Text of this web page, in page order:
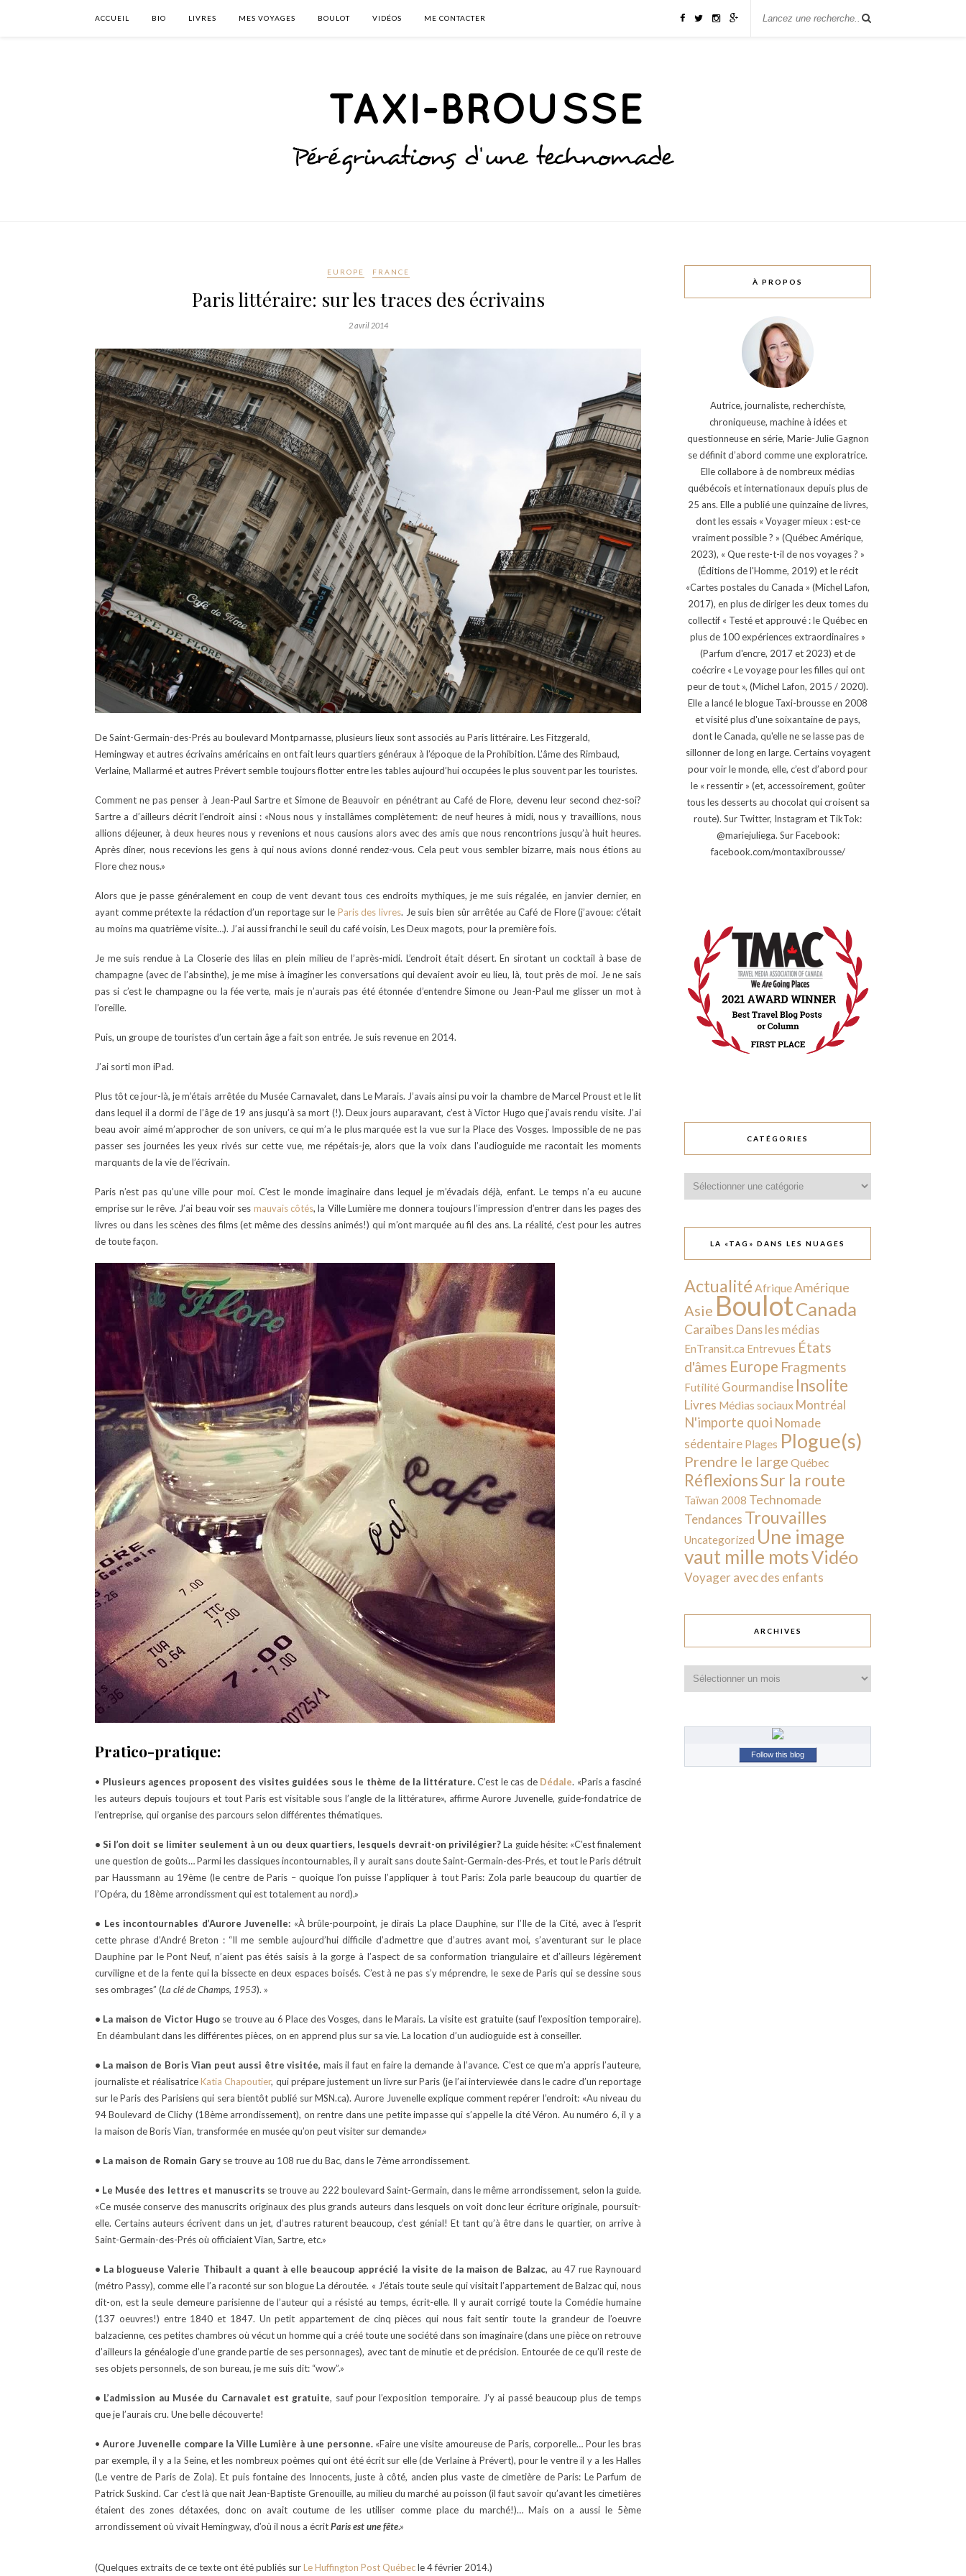
ACCUEIL BIO LIVRES MES VOYAGES BOULOT VIDÉOS ME CONTACTER
EUROPE FRANCE
Paris littéraire: sur les traces des écrivains
2 avril 2014
De Saint-Germain-des-Prés au boulevard Montparnasse, plusieurs lieux sont associés au Paris littéraire. Les Fitzgerald,
Hemingway et autres écrivains américains en ont fait leurs quartiers généraux à l’époque de la Prohibition. L’âme des Rimbaud,
Verlaine, Mallarmé et autres Prévert semble toujours flotter entre les tables aujourd’hui occupées le plus souvent par les touristes.
Comment ne pas penser à Jean-Paul Sartre et Simone de Beauvoir en pénétrant au Café de Flore, devenu leur second chez-soi?
Sartre a d’ailleurs décrit l’endroit ainsi : «Nous nous y installâmes complètement: de neuf heures à midi, nous y travaillions, nous
allions déjeuner, à deux heures nous y revenions et nous causions alors avec des amis que nous rencontrions jusqu’à huit heures.
Après dîner, nous recevions les gens à qui nous avions donné rendez-vous. Cela peut vous sembler bizarre, mais nous étions au
Flore chez nous.»
Alors que je passe généralement en coup de vent devant tous ces endroits mythiques, je me suis régalée, en janvier dernier, en
ayant comme prétexte la rédaction d’un reportage sur le Paris des livres. Je suis bien sûr arrêtée au Café de Flore (j’avoue: c’était
au moins ma quatrième visite…). J’ai aussi franchi le seuil du café voisin, Les Deux magots, pour la première fois.
Je me suis rendue à La Closerie des lilas en plein milieu de l’après-midi. L’endroit était désert. En sirotant un cocktail à base de
champagne (avec de l’absinthe), je me mise à imaginer les conversations qui devaient avoir eu lieu, là, tout près de moi. Je ne sais
pas si c’est le champagne ou la fée verte, mais je n’aurais pas été étonnée d’entendre Simone ou Jean-Paul me glisser un mot à
l’oreille.
Puis, un groupe de touristes d’un certain âge a fait son entrée. Je suis revenue en 2014.
J’ai sorti mon iPad.
Plus tôt ce jour-là, je m’étais arrêtée du Musée Carnavalet, dans Le Marais. J’avais ainsi pu voir la chambre de Marcel Proust et le lit
dans lequel il a dormi de l’âge de 19 ans jusqu’à sa mort (!). Deux jours auparavant, c’est à Victor Hugo que j’avais rendu visite. J’ai
beau avoir aimé m’approcher de son univers, ce qui m’a le plus marquée est la vue sur la Place des Vosges. Impossible de ne pas
passer ses journées les yeux rivés sur cette vue, me répétais-je, alors que la voix dans l’audioguide me racontait les moments
marquants de la vie de l’écrivain.
Paris n’est pas qu’une ville pour moi. C’est le monde imaginaire dans lequel je m’évadais déjà, enfant. Le temps n’a eu aucune
emprise sur le rêve. J’ai beau voir ses mauvais côtés, la Ville Lumière me donnera toujours l’impression d’entrer dans les pages des
livres ou dans les scènes des films (et même des dessins animés!) qui m’ont marquée au fil des ans. La réalité, c’est pour les autres
de toute façon.
Pratico-pratique:
• Plusieurs agences proposent des visites guidées sous le thème de la littérature.C’est le cas de Dédale. «Paris a fasciné
les auteurs depuis toujours et tout Paris est visitable sous l’angle de la littérature», affirme Aurore Juvenelle, guide-fondatrice de
l’entreprise, qui organise des parcours selon différentes thématiques.
• Si l’on doit se limiter seulement à un ou deux quartiers, lesquels devrait-on privilégier?La guide hésite: «C’est finalement
une question de goûts… Parmi les classiques incontournables, il y aurait sans doute Saint-Germain-des-Prés, et tout le Paris détruit
par Haussmann au 19ème (le centre de Paris – quoique l’on puisse l’appliquer à tout Paris: Zola parle beaucoup du quartier de
l’Opéra, du 18ème arrondissment qui est totalement au nord).»
• Les incontournables d’Aurore Juvenelle: «À brûle-pourpoint, je dirais La place Dauphine, sur l’Ile de la Cité, avec à l’esprit
cette phrase d’André Breton : “Il me semble aujourd’hui difficile d’admettre que d’autres avant moi, s’aventurant sur le place
Dauphine par le Pont Neuf, n’aient pas étés saisis à la gorge à l’aspect de sa conformation triangulaire et d’ailleurs légèrement
curviligne et de la fente qui la bissecte en deux espaces boisés. C’est à ne pas s’y méprendre, le sexe de Paris qui se dessine sous
ses ombrages” (La clé de Champs, 1953). »
• La maison de Victor Hugo se trouve au 6 Place des Vosges, dans le Marais. La visite est gratuite (sauf l’exposition temporaire).
En déambulant dans les différentes pièces, on en apprend plus sur sa vie. La location d’un audioguide est à conseiller.
• La maison de Boris Vian peut aussi être visitée, mais il faut en faire la demande à l’avance. C’est ce que m’a appris l’auteure,
journaliste et réalisatriceKatia Chapoutier, qui prépare justement un livre sur Paris (je l’ai interviewée dans le cadre d’un reportage
sur le Paris des Parisiens qui sera bientôt publié sur MSN.ca). Aurore Juvenelle explique comment repérer l’endroit: «Au niveau du
94 Boulevard de Clichy (18ème arrondissement), on rentre dans une petite impasse qui s’appelle la cité Véron. Au numéro 6, il y a
la maison de Boris Vian, transformée en musée qu’on peut visiter sur demande.»
• La maison de Romain Gary se trouve au 108 rue du Bac, dans le 7ème arrondissement.
• Le Musée des lettres et manuscrits se trouve au 222 boulevard Saint-Germain, dans le même arrondissement, selon la guide.
«Ce musée conserve des manuscrits originaux des plus grands auteurs dans lesquels on voit donc leur écriture originale, poursuit-
elle. Certains auteurs écrivent dans un jet, d’autres raturent beaucoup, c’est génial! Et tant qu’à être dans le quartier, on arrive à
Saint-Germain-des-Prés où officiaient Vian, Sartre, etc.»
• La blogueuse Valerie Thibault a quant à elle beaucoup apprécié la visite de la maison de Balzac, au 47 rue Raynouard
(métro Passy), comme elle l’a raconté sur son blogue La déroutée. « J’étais toute seule qui visitait l’appartement de Balzac qui, nous
dit-on, est la seule demeure parisienne de l’auteur qui a résisté au temps, écrit-elle. Il y aurait corrigé toute la Comédie humaine
(137 oeuvres!) entre 1840 et 1847. Un petit appartement de cinq pièces qui nous fait sentir toute la grandeur de l’oeuvre
balzacienne, ces petites chambres où vécut un homme qui a créé toute une société dans son imaginaire (dans une pièce on retrouve
d’ailleurs la généalogie d’une grande partie de ses personnages), avec tant de minutie et de précision. Entourée de ce qu’il reste de
ses objets personnels, de son bureau, je me suis dit: “wow”.»
• L’admission au Musée du Carnavalet est gratuite, sauf pour l’exposition temporaire. J’y ai passé beaucoup plus de temps
que je l’aurais cru. Une belle découverte!
• Aurore Juvenelle compare la Ville Lumière à une personne. «Faire une visite amoureuse de Paris, corporelle… Pour les bras
par exemple, il y a la Seine, et les nombreux poèmes qui ont été écrit sur elle (de Verlaine à Prévert), pour le ventre il y a les Halles
(Le ventre de Paris de Zola). Et puis fontaine des Innocents, juste à côté, ancien plus vaste de cimetière de Paris: Le Parfum de
Patrick Suskind. Car c’est là que nait Jean-Baptiste Grenouille, au milieu du marché au poisson (il faut savoir qu’avant les cimetières
étaient des zones détaxées, donc on avait coutume de les utiliser comme place du marché!)… Mais on a aussi le 5ème
arrondissement où vivait Hemingway, d’où il nous a écritParis est une fête.»
(Quelques extraits de ce texte ont été publiés surLe Huffington Post Québecle 4 février 2014.)
À PROPOS
Autrice, journaliste, recherchiste,
chroniqueuse, machine à idées et
questionneuse en série, Marie-Julie Gagnon
se définit d’abord comme une exploratrice.
Elle collabore à de nombreux médias
québécois et internationaux depuis plus de
25 ans. Elle a publié une quinzaine de livres,
dont les essais « Voyager mieux : est-ce
vraiment possible ? » (Québec Amérique,
2023), « Que reste-t-il de nos voyages ? »
(Éditions de l'Homme, 2019) et le récit
«Cartes postales du Canada » (Michel Lafon,
2017), en plus de diriger les deux tomes du
collectif « Testé et approuvé : le Québec en
plus de 100 expériences extraordinaires »
(Parfum d'encre, 2017 et 2023) et de
coécrire « Le voyage pour les filles qui ont
peur de tout », (Michel Lafon, 2015 / 2020).
Elle a lancé le blogue Taxi-brousse en 2008
et visité plus d'une soixantaine de pays,
dont le Canada, qu'elle ne se lasse pas de
sillonner de long en large. Certains voyagent
pour voir le monde, elle, c’est d’abord pour
le « ressentir » (et, accessoirement, goûter
tous les desserts au chocolat qui croisent sa
route). Sur Twitter, Instagram et TikTok:
@mariejuliega. Sur Facebook:
facebook.com/montaxibrousse/
CATÉGORIES
LA «TAG» DANS LES NUAGES
Actualité AfriqueAmérique
Asie BoulotCanada
Caraïbes Dans les médias
EnTransit.ca Entrevues États
d'âmes Europe Fragments
Futilité Gourmandise Insolite
Livres Médias sociaux Montréal
N'importe quoi Nomade
sédentaire Plages Plogue(s)
Prendre le large Québec
RéflexionsSur la route
Taïwan 2008 Technomade
Tendances Trouvailles
Uncategorized Une image
vaut mille motsVidéo
Voyager avec des enfants
ARCHIVES
Follow this blog